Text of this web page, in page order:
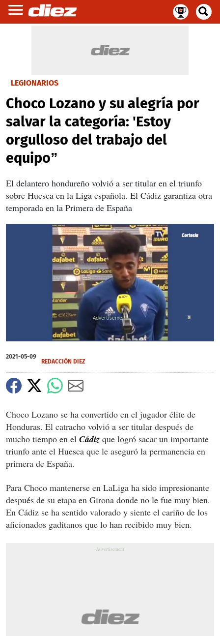
LEGIONARIOS
Choco Lozano y su alegría por
salvar la categoría: 'Estoy
orgulloso del trabajo del
equipo”
El delantero hondureño volvió a ser titular en el triunfo
sobre Huesca en la Liga española. El Cádiz garantiza otra
temporada en la Primera de España
seconds
of
minute,
7
seconds
X
2021-05-09
REDACCIÓN DIEZ
Choco Lozano se ha convertido en el jugador élite de
Honduras. El catracho volvió a ser titular después de
mucho tiempo en el Cádiz que logró sacar un importante
triunfo ante el Huesca que le aseguró la permanencia en
primera de España.
Para Choco mantenerse en LaLiga ha sido impresionante
después de su etapa en Girona donde no le fue muy bien.
En Cádiz se ha sentido valorado y siente el cariño de los
aficionados gaditanos que lo han recibido muy bien.